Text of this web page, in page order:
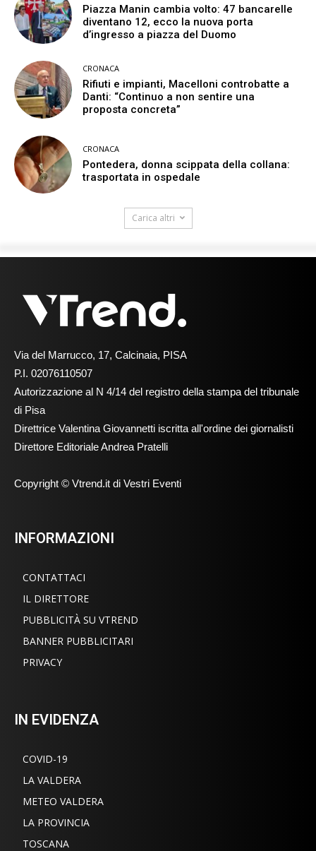
Piazza Manin cambia volto: 47 bancarelle
diventano 12, ecco la nuova porta
d’ingresso a piazza del Duomo
CRONACA
Rifiuti e impianti, Macelloni controbatte a
Danti: “Continuo a non sentire una
proposta concreta”
CRONACA
Pontedera, donna scippata della collana:
trasportata in ospedale
Carica altri
Via del Marrucco, 17, Calcinaia, PISA
P.I. 02076110507
Autorizzazione al N 4/14 del registro della stampa del tribunale
di Pisa
Direttrice Valentina Giovannetti iscritta all'ordine dei giornalisti
Direttore Editoriale Andrea Pratelli
Copyright © Vtrend.it di Vestri Eventi
INFORMAZIONI
CONTATTACI
IL DIRETTORE
PUBBLICITÀ SU VTREND
BANNER PUBBLICITARI
PRIVACY
IN EVIDENZA
COVID-19
LA VALDERA
METEO VALDERA
LA PROVINCIA
TOSCANA